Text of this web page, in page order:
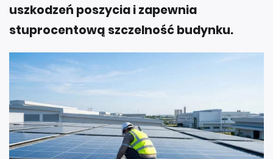
uszkodzeń poszycia i zapewnia
stuprocentową szczelność budynku.